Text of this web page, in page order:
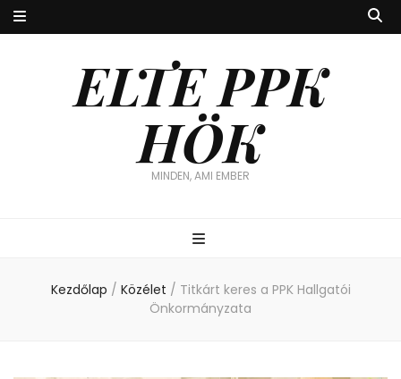
ELTE PPK
HÖK
MINDEN, AMI EMBER
Kezdőlap / Közélet / Titkárt keres a PPK Hallgatói
Önkormányzata